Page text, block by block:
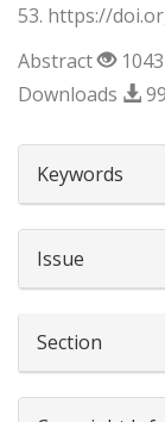
53. https://
Abstract
Downloads
Keywords
Issue
Section